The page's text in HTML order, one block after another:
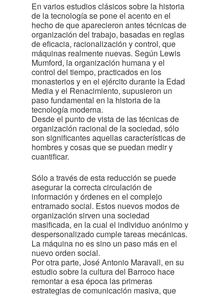
En varios estudios clásicos sobre la historia
de la tecnología se pone el acento en el
hecho de que aparecieron antes técnicas de
organización del trabajo, basadas en reglas
de eficacia, racionalización y control, que
máquinas realmente nuevas. Según Lewis
Mumford, la organización humana y el
control del tiempo, practicados en los
monasterios y en el ejército durante la Edad
Media y el Renacimiento, supusieron un
paso fundamental en la historia de la
tecnología moderna.
Desde el punto de vista de las técnicas de
organización racional de la sociedad, sólo
son significantes aquellas características de
hombres y cosas que se puedan medir y
cuantificar.
Sólo a través de esta reducción se puede
asegurar la correcta circulación de
información y órdenes en el complejo
entramado social. Estos nuevos modos de
organización sirven una sociedad
masificada, en la cual el individuo anónimo y
despersonalizado cumple tareas mecánicas.
La máquina no es sino un paso más en el
nuevo orden social.
Por otra parte, José Antonio Maravall, en su
estudio sobre la cultura del Barroco hace
remontar a esa época las primeras
estrategias de comunicación masiva, que